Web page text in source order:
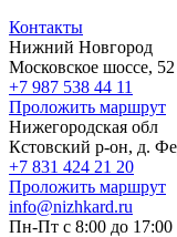
Контакты
Нижний Новгород
Московское шоссе,
+7 987 538 44 11
Проложить маршрут
Нижегородская обл
Кстовский р-он, д.
+7 831 424 21 20
Проложить маршрут
info@nizhkard.ru
Пн-Пт с 8:00 до 17:00